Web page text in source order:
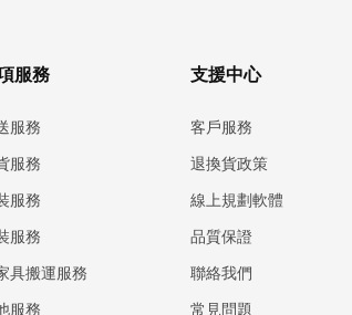
服務
服務
服務
服務
服務
具搬運服務
服務
支援中心
客戶服務
退換貨政策
線上規劃軟體
品質保證
聯絡我們
常見問題